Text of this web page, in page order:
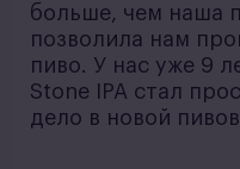
больше, чем наша
позволила нам
пиво. У нас уже 9
Stone IPA стал
дело в новой